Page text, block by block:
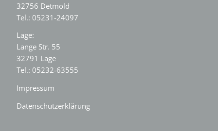
32756 Detmold
Tel.: 05231-24097
Lage:
Lange Str. 55
32791 Lage
Tel.: 05232-63555
Impressum
Datenschutzerklärung